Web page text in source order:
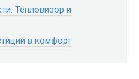
Тепловизор и
в комфорт